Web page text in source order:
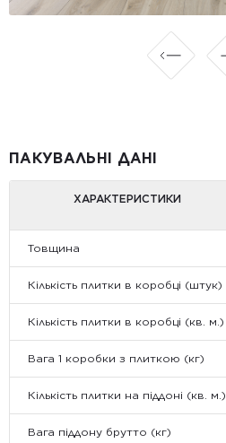
ПАКУВАЛЬНІ ДАНІ
ХАРАКТЕРИСТИКИ
Товщина
Кількість плитки в коробці (штук)
Кількість плитки в коробці (кв. м.)
Вага 1 коробки з плиткою (кг)
Кількість плитки на піддоні (кв. м.)
Вага піддону брутто (кг)